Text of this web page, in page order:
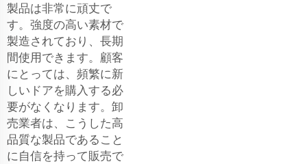
製品は非常に頑丈で
す。強度の高い素材で
製造されており、長期
間使用できます。顧客
にとっては、頻繁に新
しいドアを購入する必
要がなくなります。卸
売業者は、こうした高
品質な製品であること
に自信を持って販売で